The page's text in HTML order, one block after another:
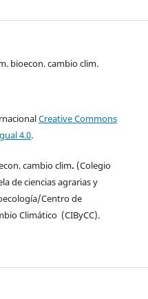
bioecon. cambio clim.
Creative Commons
4.0.
cambio clim. (Colegio
de ciencias agrarias y
Centro de
Climático (CIByCC).